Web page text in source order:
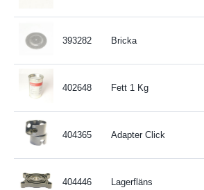
393282 Bricka
402648 Fett 1 Kg
404365 Adapter Click
404446 Lagerfläns